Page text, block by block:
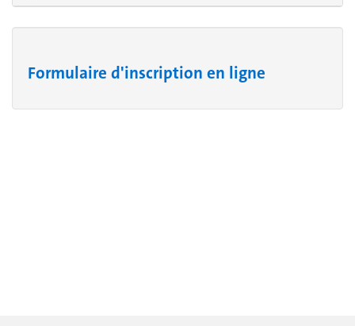
Formulaire d'inscription en ligne